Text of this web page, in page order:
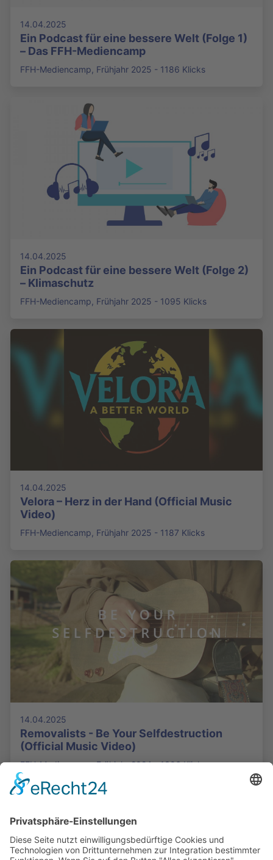
14.04.2025
Ein Podcast für eine bessere Welt (Folge 1)
– Das FFH-Mediencamp
FFH-Mediencamp, Frühjahr 2025 - 1186 Klicks
14.04.2025
Ein Podcast für eine bessere Welt (Folge 2)
– Klimaschutz
FFH-Mediencamp, Frühjahr 2025 - 1095 Klicks
14.04.2025
Velora – Herz in der Hand (Official Music
Video)
FFH-Mediencamp, Frühjahr 2025 - 1187 Klicks
14.04.2025
Removalists - Be Your Selfdestruction
(Official Music Video)
FFH-Mediencamp, Frühjahr 2024 - 1306 Klicks
Die Mediathek Hessen bietet vielfältige Videos,
Podcasts, Themen und Informationen.